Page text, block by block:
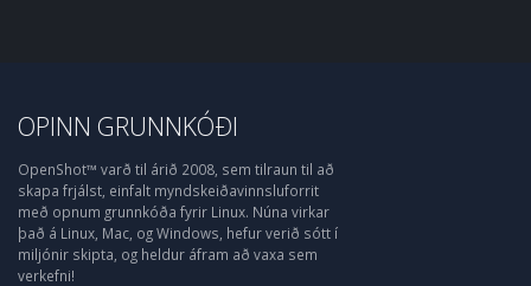
OPINN GRUNNKÓÐI
OpenShot™ varð til árið 2008, sem tilraun til að
skapa frjálst, einfalt myndskeiðavinnsluforrit
með opnum grunnkóða fyrir Linux. Núna virkar
það á Linux, Mac, og Windows, hefur verið sótt í
miljónir skipta, og heldur áfram að vaxa sem
verkefni!